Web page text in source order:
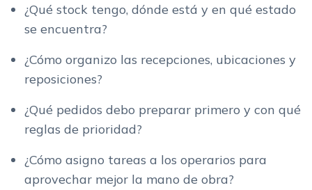
4.2. Nivel tactico: SEA
4.3. Nivel operativo: SCA
5. Cuando elegir SGA, SCA o SEA: escenarios tipicos
5.1. Escenarios para implantar un SGA
5.3. Escenarios para implantar un SCA
6.1. Flujo de trabajo integrado
6.2. Beneficios medibles de una arquitectura bien
¿Qué stock tengo, dónde está y en qué estado
se encuentra?
¿Cómo organizo las recepciones, ubicaciones y
reposiciones?
¿Qué pedidos debo preparar primero y con qué
reglas de prioridad?
¿Cómo asigno tareas a los operarios para
aprovechar mejor la mano de obra?